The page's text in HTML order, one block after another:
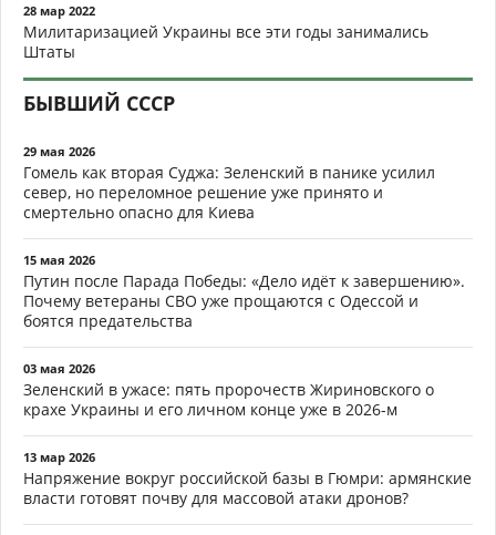
28 мар 2022
Милитаризацией Украины все эти годы занимались
Штаты
БЫВШИЙ СССР
29 мая 2026
Гомель как вторая Суджа: Зеленский в панике усилил
север, но переломное решение уже принято и
смертельно опасно для Киева
15 мая 2026
Путин после Парада Победы: «Дело идёт к завершению».
Почему ветераны СВО уже прощаются с Одессой и
боятся предательства
03 мая 2026
Зеленский в ужасе: пять пророчеств Жириновского о
крахе Украины и его личном конце уже в 2026-м
13 мар 2026
Напряжение вокруг российской базы в Гюмри: армянские
власти готовят почву для массовой атаки дронов?